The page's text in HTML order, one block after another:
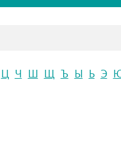
Ц Ч Ш Щ Ъ Ы Ь Э